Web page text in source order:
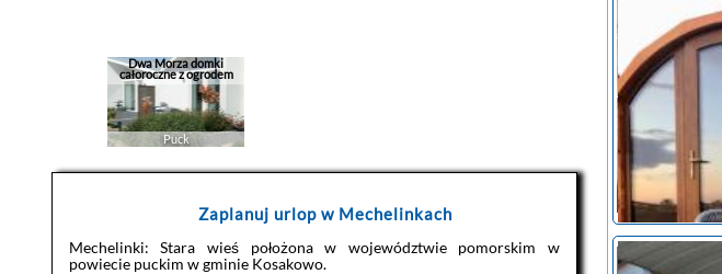
Dwa Morza domki
całoroczne z ogrodem
Puck
Zaplanuj urlop w Mechelinkach
Mechelinki: Stara wieś położona w województwie pomorskim w
powiecie puckim w gminie Kosakowo.